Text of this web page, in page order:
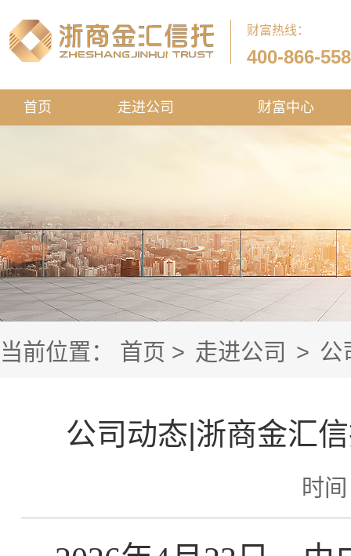
财富热线：
400-866-
首页 走进公司 财富中心
当前位置： 首页 > 走进公司 > 公
公司动态|浙商金汇
时